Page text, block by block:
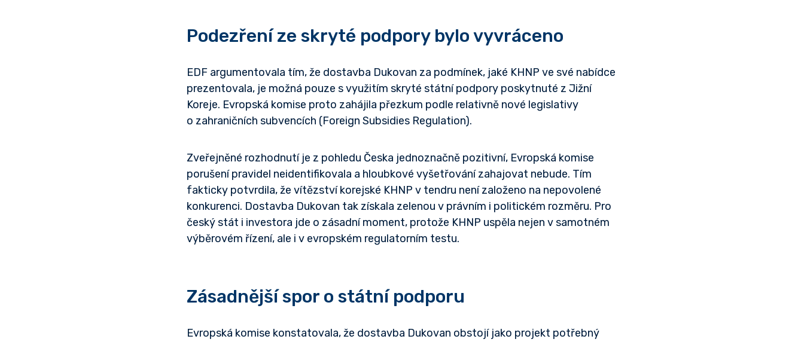
Podezření ze skryté podpory bylo vyvráceno
EDF argumentovala tím, že dostavba Dukovan za podmínek, jaké KHNP ve své nabídce
prezentovala, je možná pouze s využitím skryté státní podpory poskytnuté z Jižní
Koreje. Evropská komise proto zahájila přezkum podle relativně nové legislativy
o zahraničních subvencích (Foreign Subsidies Regulation).
Zveřejněné rozhodnutí je z pohledu Česka jednoznačně pozitivní, Evropská komise
porušení pravidel neidentifikovala a hloubkové vyšetřování zahajovat nebude. Tím
fakticky potvrdila, že vítězství korejské KHNP v tendru není založeno na nepovolené
konkurenci. Dostavba Dukovan tak získala zelenou v právním i politickém rozměru. Pro
český stát i investora jde o zásadní moment, protože KHNP uspěla nejen v samotném
výběrovém řízení, ale i v evropském regulatorním testu.
Zásadnější spor o státní podporu
Evropská komise konstatovala, že dostavba Dukovan obstojí jako projekt potřebný